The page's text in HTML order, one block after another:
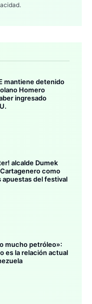
mantiene detenido
Homero
ingresado
alcalde Dumek
como
apuestas del festival
mucho petróleo»:
es la relación actual